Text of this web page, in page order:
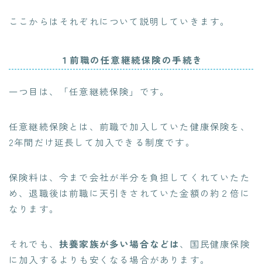
ここからはそれぞれについて説明していきます。
１前職の任意継続保険の手続き
一つ目は、「任意継続保険」です。
任意継続保険とは、前職で加入していた健康保険を、
2年間だけ延長して加入できる制度です。
保険料は、今まで会社が半分を負担してくれていたた
め、退職後は前職に天引きされていた金額の約２倍に
なります。
それでも、 扶養家族が多い場合などは、国民健康保険
に加入するよりも安くなる場合があります。